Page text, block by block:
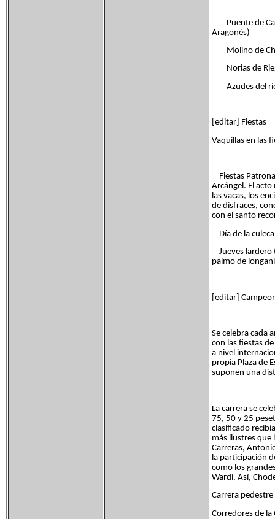
Puente de
Aragonés)
Molino de
Norias de
Azudes del
[editar] Fiestas
Vaquillas en las
Fiestas
Arcángel. El
las vacas, los
de disfraces,
con el santo
Día de la
Jueves lardero
palmo de
[editar]
Se celebra cada
con las fiestas
a nivel
propia Plaza de
suponen una
La carrera se
75, 50 y 25
clasificado
más ilustres que
Carreras,
la participación
como los
Wardi. Así,
Carrera
Corredores de